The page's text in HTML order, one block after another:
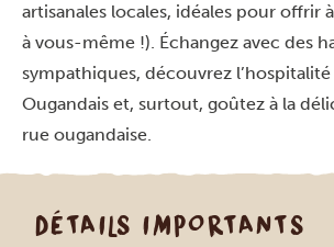
artisanales locales, idéales pour offrir
à vous-même !). Échangez avec des
sympathiques, découvrez
Ougandais et, surtout, goûtez à la
rue ougandaise.
DÉTAILS IMPORTANTS